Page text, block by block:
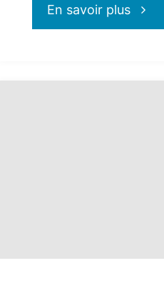
En savoir plus